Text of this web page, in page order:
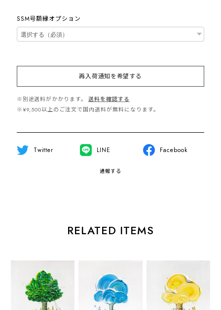
SSM号額縁オプション
再入荷通知を希望する
※別途送料がかかります。
送料を確認する
※¥9,500以上のご注文で国内送料が無料になります。
Twitter LINE Facebook
通報する
RELATED ITEMS